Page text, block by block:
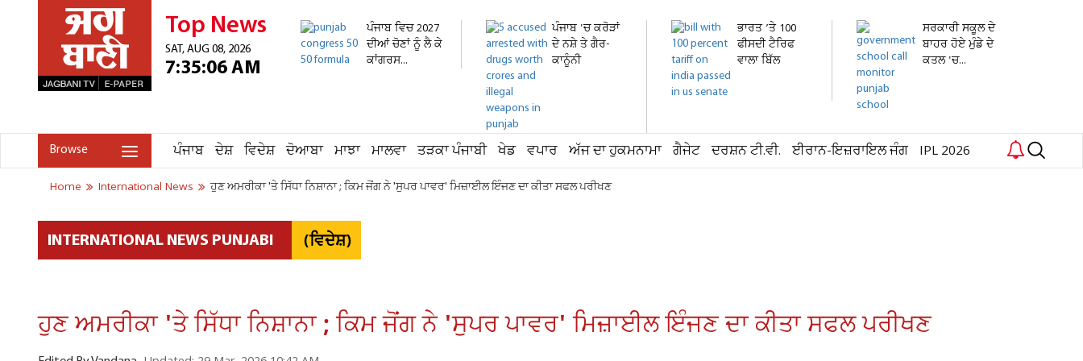
Top News
SAT, AUG 08, 2026
7:35:06 AM
ਪੰਜਾਬ ਵਿਚ 2027
ਦੀਆਂ ਚੋਣਾਂ ਨੂੰ ਲੈ ਕੇ
ਕਾਂਗਰਸ...
ਪੰਜਾਬ 'ਚ ਕਰੋੜਾਂ
ਦੇ ਨਸ਼ੇ ਤੇ ਗੈਰ-
ਕਾਨੂੰਨੀ
ਭਾਰਤ ’ਤੇ 100
ਫੀਸਦੀ ਟੈਰਿਫ
ਵਾਲਾ ਬਿੱਲ
ਸਰਕਾਰੀ ਸਕੂਲ ਦੇ
ਬਾਹਰ ਹੋਏ ਮੁੰਡੇ ਦੇ
ਕਤਲ 'ਚ...
Browse ਪੰਜਾਬ ਦੇਸ਼ ਵਿਦੇਸ਼ ਦੋਆਬਾ ਮਾਝਾ ਮਾਲਵਾ ਤੜਕਾ ਪੰਜਾਬੀ ਖੇਡ ਵਪਾਰ ਅੱਜ ਦਾ ਹੁਕਮਨਾਮਾ ਗੈਜੇਟ ਦਰਸ਼ਨ ਟੀ.ਵੀ. ਈਰਾਨ-ਇਜ਼ਰਾਇਲ ਜੰਗ IPL 2026
Home International News ਹੁਣ ਅਮਰੀਕਾ 'ਤੇ ਸਿੱਧਾ ਨਿਸ਼ਾਨਾ ; ਕਿਮ ਜੋਂਗ ਨੇ 'ਸੁਪਰ ਪਾਵਰ' ਮਿਜ਼ਾਈਲ ਇੰਜਣ ਦਾ ਕੀਤਾ ਸਫਲ ਪਰੀਖਣ
INTERNATIONAL NEWS PUNJABI (ਵਿਦੇਸ਼)
ਹੁਣ ਅਮਰੀਕਾ 'ਤੇ ਸਿੱਧਾ ਨਿਸ਼ਾਨਾ ; ਕਿਮ ਜੋਂਗ ਨੇ 'ਸੁਪਰ ਪਾਵਰ' ਮਿਜ਼ਾਈਲ ਇੰਜਣ ਦਾ ਕੀਤਾ ਸਫਲ ਪਰੀਖਣ